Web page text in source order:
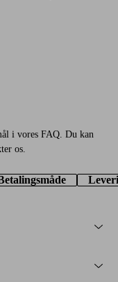
i vores FAQ. Du kan
os.